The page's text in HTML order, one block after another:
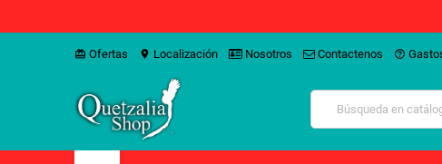
card_giftcard Ofertas location_on Localización Nosotros Contactenos help_outline